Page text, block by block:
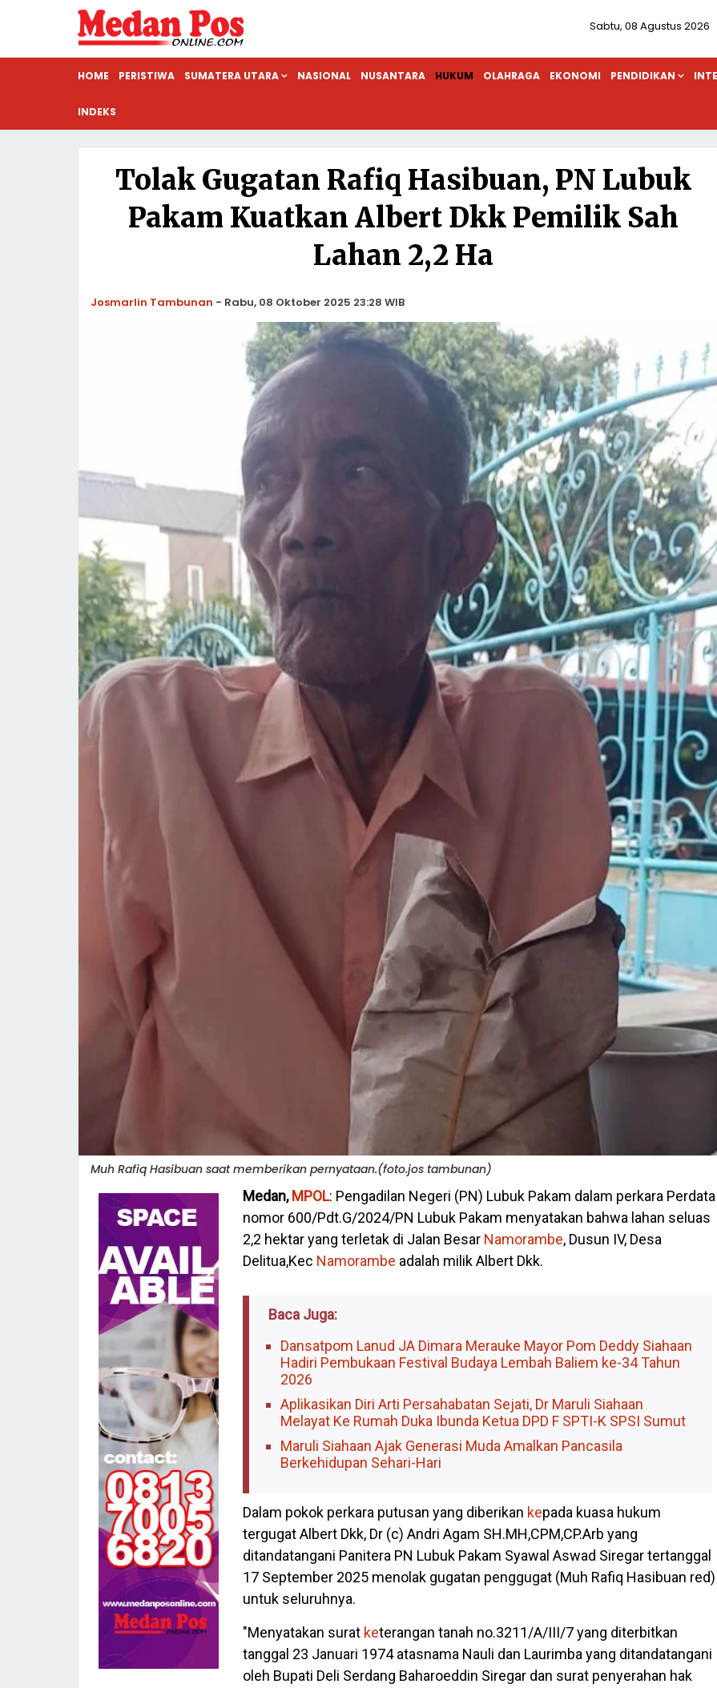
Sabtu, 08 Agustus 2026
HOME PERISTIWA SUMATERA UTARA NASIONAL NUSANTARA HUKUM OLAHRAGA EKONOMI PENDIDIKAN
INDEKS
Tolak Gugatan Rafiq Hasibuan, PN Lubuk
Pakam Kuatkan Albert Dkk Pemilik Sah
Lahan 2,2 Ha
Josmarlin Tambunan - Rabu, 08 Oktober 2025 23:28 WIB
Muh Rafiq Hasibuan saat memberikan pernyataan.(foto.jos tambunan)
Medan, MPOL: Pengadilan Negeri (PN) Lubuk Pakam dalam perkara Perdata
nomor 600/Pdt.G/2024/PN Lubuk Pakam menyatakan bahwa lahan seluas
2,2 hektar yang terletak di Jalan Besar Namorambe, Dusun IV, Desa
Delitua,Kec Namorambe adalah milik Albert Dkk.
Baca Juga:
Dansatpom Lanud JA Dimara Merauke Mayor Pom Deddy Siahaan
Hadiri Pembukaan Festival Budaya Lembah Baliem ke-34 Tahun
2026
Aplikasikan Diri Arti Persahabatan Sejati, Dr Maruli Siahaan
Melayat Ke Rumah Duka Ibunda Ketua DPD F SPTI-K SPSI Sumut
Maruli Siahaan Ajak Generasi Muda Amalkan Pancasila
Berkehidupan Sehari-Hari
Dalam pokok perkara putusan yang diberikan kepada kuasa hukum
tergugat Albert Dkk, Dr (c) Andri Agam SH.MH,CPM,CP.Arb yang
ditandatangani Panitera PN Lubuk Pakam Syawal Aswad Siregar tertanggal
17 September 2025 menolak gugatan penggugat (Muh Rafiq Hasibuan red)
untuk seluruhnya.
"Menyatakan surat keterangan tanah no.3211/A/III/7 yang diterbitkan
tanggal 23 Januari 1974 atasnama Nauli dan Laurimba yang ditandatangani
oleh Bupati Deli Serdang Baharoeddin Siregar dan surat penyerahan hak